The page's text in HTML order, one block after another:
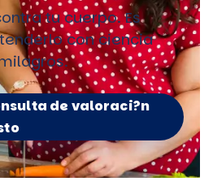
tu cuerpo. Es
con ciencia
de valoraci?n